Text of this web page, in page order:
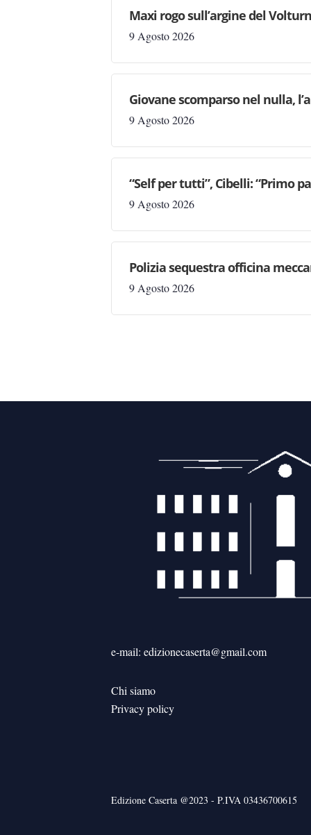
Maxi rogo sull’argine del
9 Agosto 2026
Giovane scomparso nel nulla,
9 Agosto 2026
“Self per tutti”, Cibelli: “Primo
9 Agosto 2026
Polizia sequestra officina
9 Agosto 2026
e-mail: edizionecaserta@gmail.com
Chi siamo
Privacy policy
Edizione Caserta @2023 - P.IVA 03436700615